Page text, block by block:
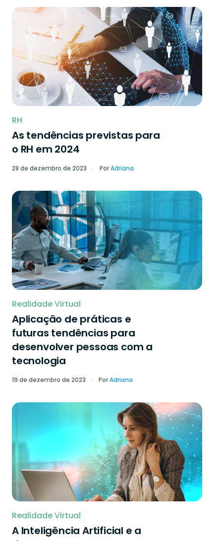
RH
As tendências previstas para
o RH em 2024
28 de dezembro de 2023 PorAdriana
Realidade Virtual
Aplicação de práticas e
futuras tendências para
desenvolver pessoas com a
tecnologia
19 de dezembro de 2023 PorAdriana
Realidade Virtual
A Inteligência Artificial e a